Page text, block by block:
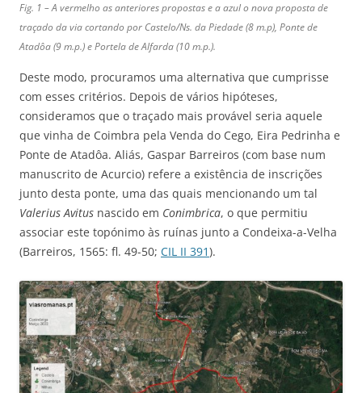
Fig. 1 – A vermelho as anteriores propostas e a azul o nova proposta de
traçado da via cortando por Castelo/Ns. da Piedade (8 m.p), Ponte de
Atadôa (9 m.p.) e Portela de Alfarda (10 m.p.).
Deste modo, procuramos uma alternativa que cumprisse
com esses critérios. Depois de vários hipóteses,
consideramos que o traçado mais provável seria aquele
que vinha de Coimbra pela Venda do Cego, Eira Pedrinha e
Ponte de Atadôa. Aliás, Gaspar Barreiros (com base num
manuscrito de Acurcio) refere a existência de inscrições
junto desta ponte, uma das quais mencionando um tal
Valerius Avitus nascido em Conimbrica, o que permitiu
associar este topónimo às ruínas junto a Condeixa-a-Velha
(Barreiros, 1565: fl. 49-50; CIL II 391).